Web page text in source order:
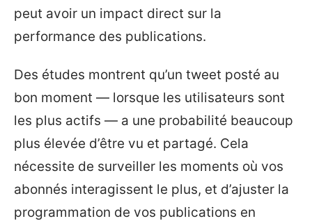
peut avoir un impact direct sur la
performance des publications.
Des études montrent qu’un tweet posté au
bon moment — lorsque les utilisateurs sont
les plus actifs — a une probabilité beaucoup
plus élevée d’être vu et partagé. Cela
nécessite de surveiller les moments où vos
abonnés interagissent le plus, et d’ajuster la
programmation de vos publications en